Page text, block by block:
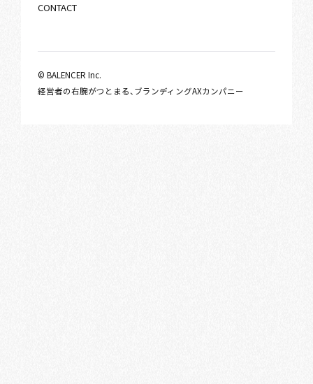
CONTACT
© BALENCER Inc.
経営者の右腕がつとまる、ブランディングAXカンパニー